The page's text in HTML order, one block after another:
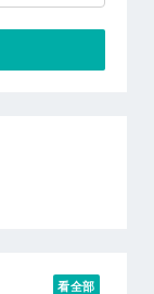
看全部